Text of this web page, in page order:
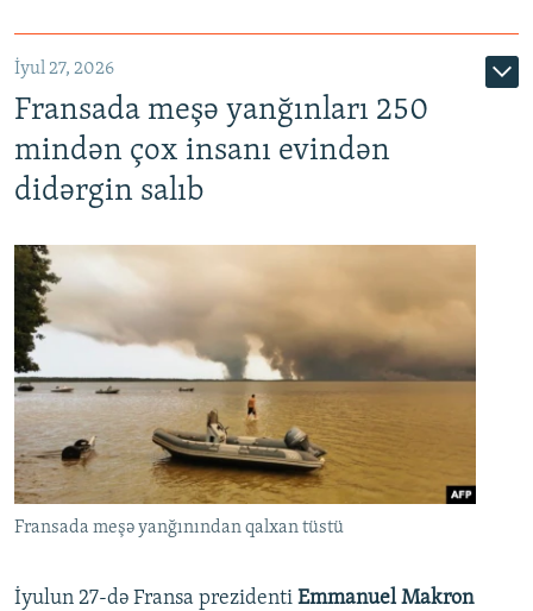
İyul 27, 2026
Fransada meşə yanğınları 250
mindən çox insanı evindən
didərgin salıb
Fransada meşə yanğınından qalxan tüstü
İyulun 27-də Fransa prezidenti Emmanuel Makron